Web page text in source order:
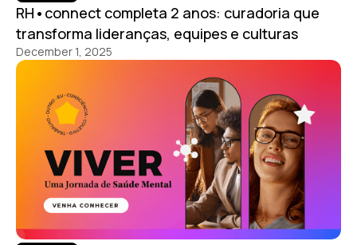
RH•connect completa 2 anos: curadoria que
transforma lideranças, equipes e culturas
December 1, 2025